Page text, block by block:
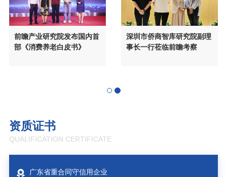
前瞻产业研究院发布国内首
部《消费养老白皮书》
深圳市侨商智库研究院副理
事长一行莅临前瞻考察
资质证书
QUALIFICATION CERTIFICATE
广东省重合同守信用企业